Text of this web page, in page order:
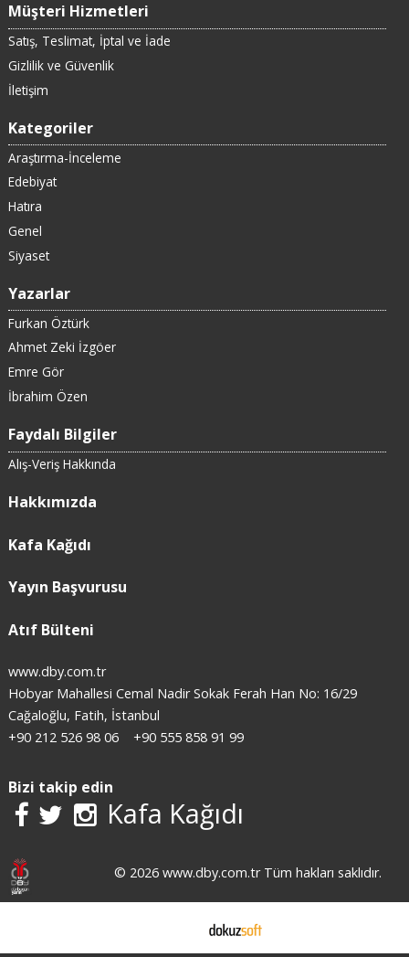
Müşteri Hizmetleri
Satış, Teslimat, İptal ve İade
Gizlilik ve Güvenlik
İletişim
Kategoriler
Araştırma-İnceleme
Edebiyat
Hatıra
Genel
Siyaset
Yazarlar
Furkan Öztürk
Ahmet Zeki İzgöer
Emre Gör
İbrahim Özen
Faydalı Bilgiler
Alış-Veriş Hakkında
Hakkımızda
Kafa Kağıdı
Yayın Başvurusu
Atıf Bülteni
www.dby.com.tr
Hobyar Mahallesi Cemal Nadir Sokak Ferah Han No: 16/29
Cağaloğlu, Fatih, İstanbul
+90 212 526 98 06
+90 555 858 91 99
Bizi takip edin
Kafa Kağıdı
© 2026 www.dby.com.tr Tüm hakları saklıdır.